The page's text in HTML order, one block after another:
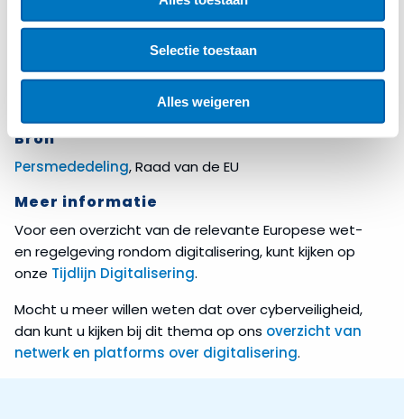
Selectie toestaan
Alles weigeren
geen gegevens waardoor het moeilijk was om te
noodzakelijk zijn voor gemeenten om
korttermijnverhuur van accommodaties in te kunnen
Bron
Persmededeling, Raad van de EU
Meer informatie
Voor een overzicht van de relevante Europese wet-
en regelgeving rondom digitalisering, kunt kijken op
onze Tijdlijn Digitalisering.
Mocht u meer willen weten dat over cyberveiligheid,
dan kunt u kijken bij dit thema op ons overzicht van
netwerk en platforms over digitalisering.